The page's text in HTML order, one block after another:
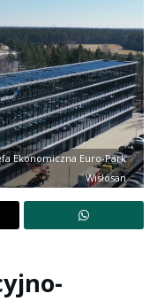
Ekonomiczna Euro-Park
Wisłosan